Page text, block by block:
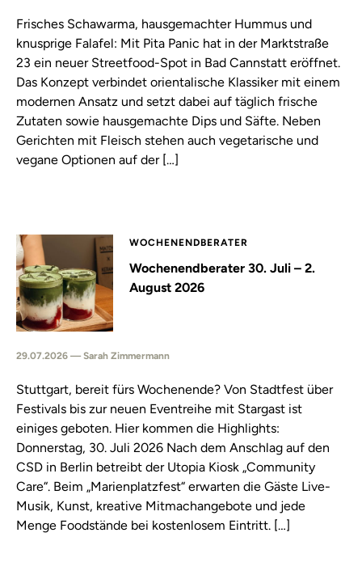
Frisches Schawarma, hausgemachter Hummus und
knusprige Falafel: Mit Pita Panic hat in der Marktstraße
23 ein neuer Streetfood-Spot in Bad Cannstatt eröffnet.
Das Konzept verbindet orientalische Klassiker mit einem
modernen Ansatz und setzt dabei auf täglich frische
Zutaten sowie hausgemachte Dips und Säfte. Neben
Gerichten mit Fleisch stehen auch vegetarische und
vegane Optionen auf der […]
WOCHENENDBERATER
Wochenendberater 30. Juli – 2.
August 2026
29.07.2026 — Sarah Zimmermann
Stuttgart, bereit fürs Wochenende? Von Stadtfest über
Festivals bis zur neuen Eventreihe mit Stargast ist
einiges geboten. Hier kommen die Highlights:
Donnerstag, 30. Juli 2026 Nach dem Anschlag auf den
CSD in Berlin betreibt der Utopia Kiosk „Community
Care“. Beim „Marienplatzfest“ erwarten die Gäste Live-
Musik, Kunst, kreative Mitmachangebote und jede
Menge Foodstände bei kostenlosem Eintritt. […]